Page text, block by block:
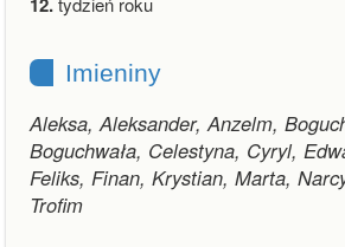
Imieniny
Aleksa, Aleksander, Anzelm,
Boguchwała, Celestyna, Cyryl,
Feliks, Finan, Krystian, Marta,
Trofim